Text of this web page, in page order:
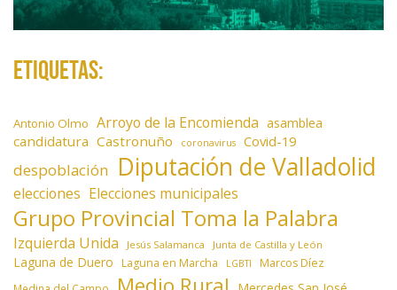
Etiquetas:
Antonio Olmo Arroyo de la Encomienda asamblea
candidatura Castronuño coronavirus Covid-19
despoblación Diputación de Valladolid
elecciones Elecciones municipales
Grupo Provincial Toma la Palabra
Izquierda Unida Jesús Salamanca Junta de Castilla y León
Laguna de Duero Laguna en Marcha LGBTI Marcos Díez